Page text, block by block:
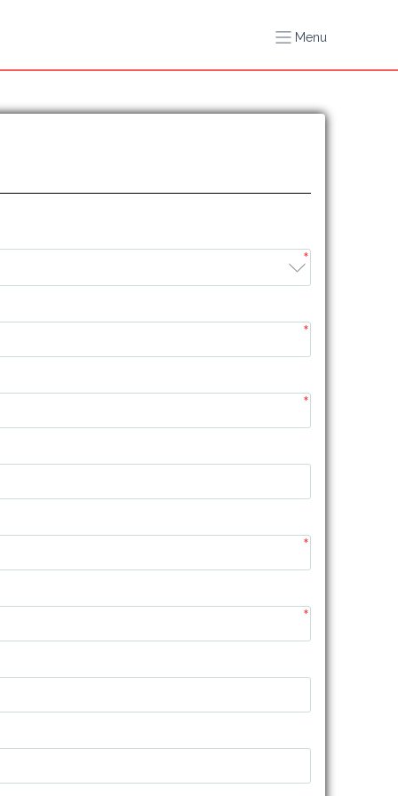
Menu
*
*
*
*
*